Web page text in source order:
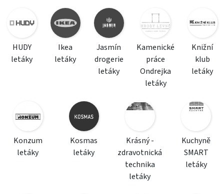
HUDY
letáky
Ikea
letáky
Jasmín
drogerie
letáky
Kamenické
práce
Ondrejka
letáky
Knižní
klub
letáky
Konzum
letáky
Kosmas
letáky
Krásný -
zdravotnická
technika
letáky
Kuchyně
SMART
letáky